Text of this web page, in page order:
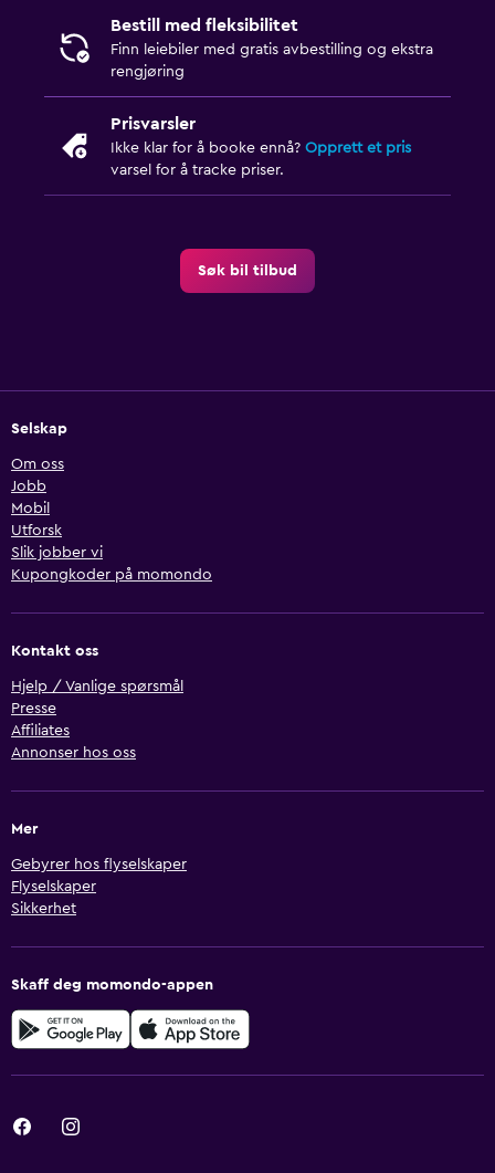
Bestill med fleksibilitet
Finn leiebiler med gratis avbestilling og ekstra
rengjøring
Prisvarsler
Ikke klar for å booke ennå? Opprett et pris
varsel for å tracke priser.
Søk bil tilbud
Selskap
Om oss
Jobb
Mobil
Utforsk
Slik jobber vi
Kupongkoder på momondo
Kontakt oss
Hjelp / Vanlige spørsmål
Presse
Affiliates
Annonser hos oss
Mer
Gebyrer hos flyselskaper
Flyselskaper
Sikkerhet
Skaff deg momondo-appen